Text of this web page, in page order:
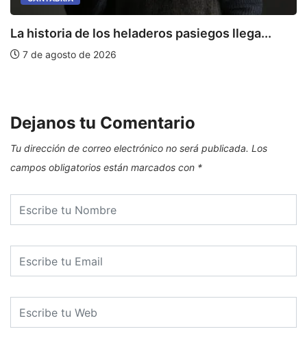
La historia de los heladeros pasiegos llega...
7 de agosto de 2026
Dejanos tu Comentario
Tu dirección de correo electrónico no será publicada. Los
campos obligatorios están marcados con *